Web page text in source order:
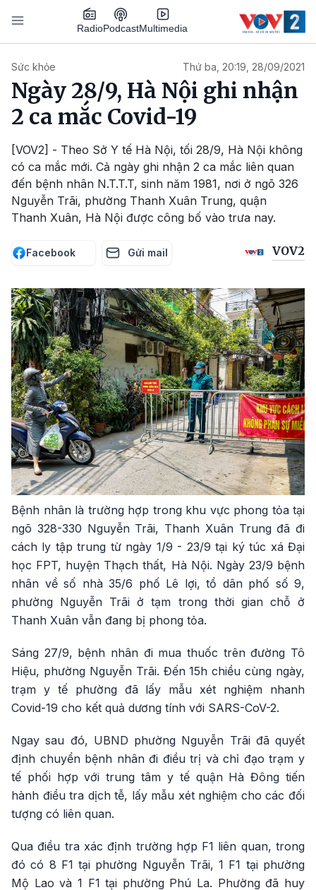
Nhảy đến nội dung
RadioPodcastMultimedia
Sức khỏe Thứ ba, 20:19, 28/09/2021
Ngày 28/9, Hà Nội ghi nhận
2 ca mắc Covid-19
[VOV2] - Theo Sở Y tế Hà Nội, tối 28/9, Hà Nội không
có ca mắc mới. Cả ngày ghi nhận 2 ca mắc liên quan
đến bệnh nhân N.T.T.T, sinh năm 1981, nơi ở ngõ 326
Nguyễn Trãi, phường Thanh Xuân Trung, quận
Thanh Xuân, Hà Nội được công bố vào trưa nay.
Facebook Gửi mail VOV2
Bệnh nhân là trường hợp trong khu vực phong tỏa tại
ngõ 328-330 Nguyễn Trãi, Thanh Xuân Trung đã đi
cách ly tập trung từ ngày 1/9 - 23/9 tại ký túc xá Đại
học FPT, huyện Thạch thất, Hà Nội. Ngày 23/9 bệnh
nhân về số nhà 35/6 phố Lê lợi, tổ dân phố số 9,
phường Nguyễn Trãi ở tạm trong thời gian chỗ ở
Thanh Xuân vẫn đang bị phong tỏa.
Sáng 27/9, bệnh nhân đi mua thuốc trên đường Tô
Hiệu, phường Nguyễn Trãi. Đến 15h chiều cùng ngày,
trạm y tế phường đã lấy mẫu xét nghiệm nhanh
Covid-19 cho kết quả dương tính với SARS-CoV-2.
Ngay sau đó, UBND phường Nguyễn Trãi đã quyết
định chuyển bệnh nhân đi điều trị và chỉ đạo trạm y
tế phối hợp với trung tâm y tế quận Hà Đông tiến
hành điều tra dịch tễ, lấy mẫu xét nghiệm cho các đối
tượng có liên quan.
Qua điều tra xác định trường hợp F1 liên quan, trong
đó có 8 F1 tại phường Nguyễn Trãi, 1 F1 tại phường
Mộ Lao và 1 F1 tại phường Phú La. Phường đã huy